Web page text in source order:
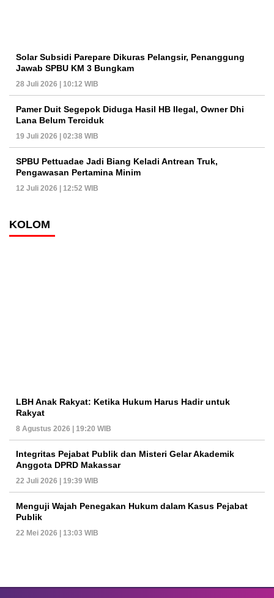
Solar Subsidi Parepare Dikuras Pelangsir, Penanggung
Jawab SPBU KM 3 Bungkam
28 Juli 2026 | 10:12 WIB
Pamer Duit Segepok Diduga Hasil HB Ilegal, Owner Dhi
Lana Belum Terciduk
19 Juli 2026 | 02:38 WIB
SPBU Pettuadae Jadi Biang Keladi Antrean Truk,
Pengawasan Pertamina Minim
12 Juli 2026 | 12:52 WIB
KOLOM
LBH Anak Rakyat: Ketika Hukum Harus Hadir untuk
Rakyat
8 Agustus 2026 | 19:20 WIB
Integritas Pejabat Publik dan Misteri Gelar Akademik
Anggota DPRD Makassar
22 Juli 2026 | 19:39 WIB
Menguji Wajah Penegakan Hukum dalam Kasus Pejabat
Publik
22 Mei 2026 | 13:03 WIB